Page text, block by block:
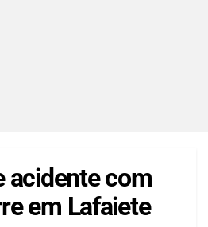
acidente com
em Lafaiete